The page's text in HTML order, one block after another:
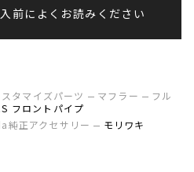
前によくお読みください
タマイズパーツ マフラー
フル
フロントパイプ
純正アクセサリー
モリワキ